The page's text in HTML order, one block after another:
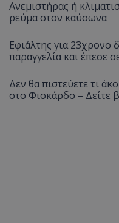
Ανεμιστήρας ή
ρεύμα στον καύσωνα
Εφιάλτης για 23χρονο
παραγγελία και έπεσε
Δεν θα πιστεύετε τι
στο Φισκάρδο – Δείτε